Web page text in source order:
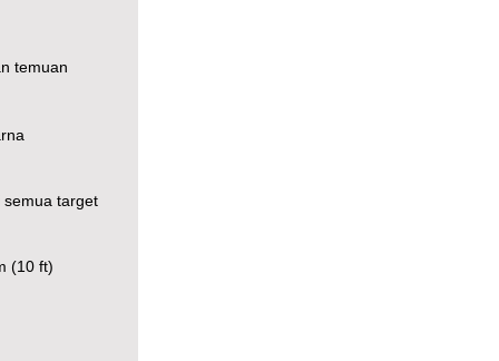
temuan
semua target
(10 ft)